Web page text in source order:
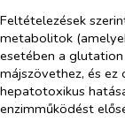
Feltételezések
metabolitok
esetében a
májszövethez, és
hepatotoxikus
enzimműködést